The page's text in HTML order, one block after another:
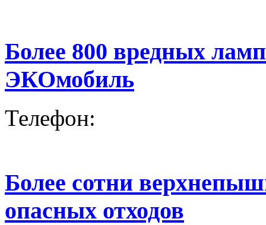
Более 800 вредных
ЭКОмобиль
Телефон:
Более сотни
опасных отходов